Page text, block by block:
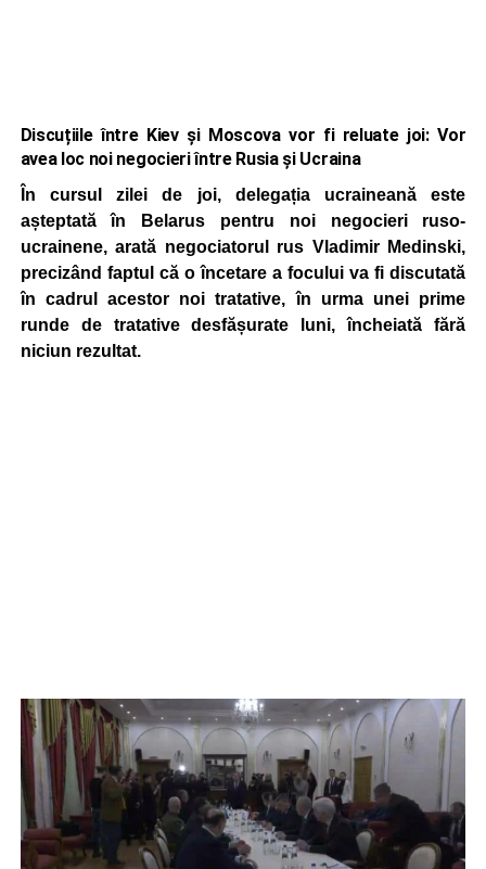
Discuțiile între Kiev și Moscova vor fi reluate joi: Vor
avea loc noi negocieri între Rusia și Ucraina
În cursul zilei de joi, delegația ucraineană este
așteptată în Belarus pentru noi negocieri ruso-
ucrainene, arată negociatorul rus Vladimir Medinski,
precizând faptul că o încetare a focului va fi discutată
în cadrul acestor noi tratative, în urma unei prime
runde de tratative desfășurate luni, încheiată fără
niciun rezultat.